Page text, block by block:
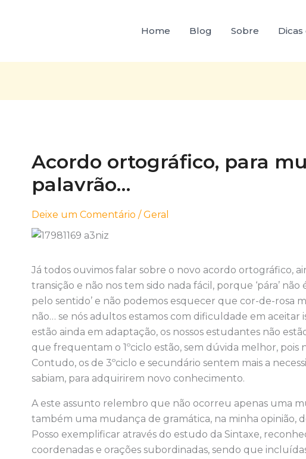
Home Blog Sobre
Acordo ortográfico, para
palavrão…
Deixe um Comentário /Geral
Já todos ouvimos falar sobre o novo acordo ortográfico,
transição e não nos tem sido nada fácil, porque ‘pára’ não
pelo sentido’ e não podemos esquecer que cor-de-rosa
não… se nós adultos estamos com dificuldade em aceitar
estão ainda em adaptação, os nossos estudantes não
que frequentam o 1ºciclo estão, sem dúvida melhor, pois
Contudo, os de 3ºciclo e secundário sentem mais a
sabiam, para adquirirem novo conhecimento.
A este assunto relembro que não ocorreu apenas uma
também uma mudança de gramática, na minha opinião,
Posso exemplificar através do estudo da Sintaxe,
coordenadas e orações subordinadas, sendo que